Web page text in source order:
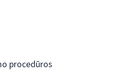
procedūros